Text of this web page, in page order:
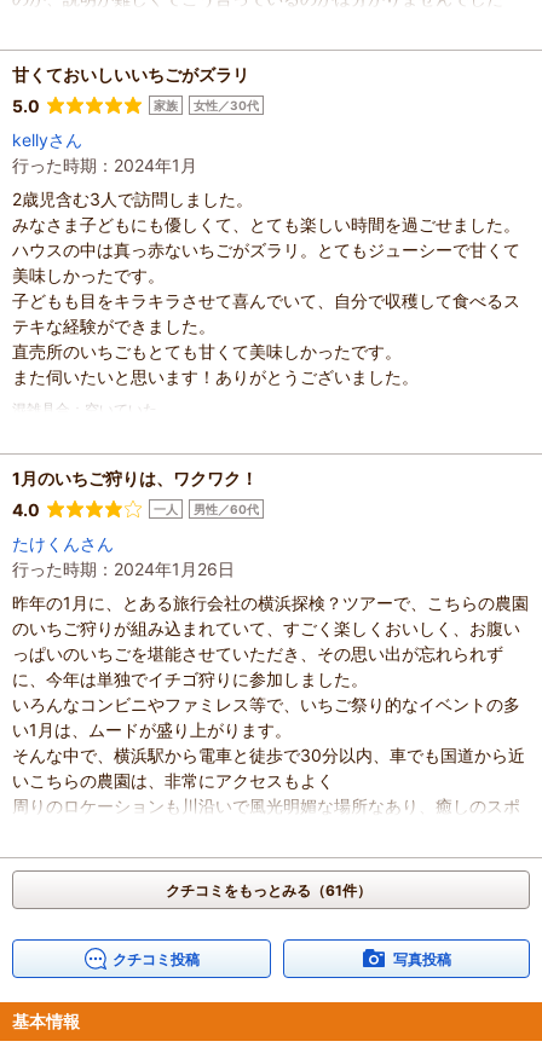
うちの子は3歳でしたが、ギリギリ手が届く高さで、自分でもいで
もりもり食べてました
子供はイチゴ棚の下をくぐって縦横無尽に移動出来ます笑
【カビたイチゴについて】
ハウス2つが解放されましたが1つもありませんでした！！
時期が良かったとかある思われます
気温が高いとイチゴが傷みやすくなると仰ってましたが、事前に完
全に間引くのは広さもあり無理だと思います
完熟超えてしなしなのイチゴはありますが、ツヤが全くないので小
学生くらいで見抜けると思います
【イチゴの味】
お世辞抜きでさいっっっっこうです！
当たり前ですが冷えておらず、ややあったかいくらいのイチゴでし
たが、噛んでもゾリッとせず、プチュウと柔らかジューシー
スーパーのパックのイチゴとは別物と言えるくらい美味しいです
ぜひ練乳無しで食べて欲しいです(人それぞれね)
【イチゴの種類】
ありました
先述したように明確な品種は不明ですが、それぞれ味わいが違いま
す、というか同じ棚でも味が変わります
とはいえ、自分のお気に入りのイチゴの品種を知りたい気持ちは最
後まで残ります
忘れるまで耐えてください
【時間】
30分で入れ替え制になります
最初の10分はハウス内を歩き回りながら食べ歩き
次の10分で隣のハウスへ移動して、姿形の異なるイチゴを堪能
最後の10分でお気に入りのイチゴを厳選して楽しむ
がよいと思います
イチゴ好きなら絶対行くべし！！！
買ったイチゴとは別物と言える甘みで柔らかジューシー！
滞在時間：
家族の内訳：お子様、親・祖父母、配偶者、
甘くておいしいいちごがズラリ
5.0
家族 女性／30代
kellyさん
行った時期：2024年1月
2歳児含む3人で訪問しました。
みなさま子どもにも優しくて、とても楽しい時間を過ごせました。
ハウスの中は真っ赤ないちごがズラリ。とてもジューシーで甘くて
美味しかったです。
子どもも目をキラキラさせて喜んでいて、自分で収穫して食べるス
テキな経験ができました。
直売所のいちごもとても甘くて美味しかったです。
また伺いたいと思います！ありがとうございました。
混雑具合
空いていた
子どもの年齢：2～3歳、
人数：3人～5人
投稿日： 2024年1月30日
1月のいちご狩りは、ワクワク！
4.0
一人 男性／60代
たけくんさん
行った時期：2024年1月26日
昨年の1月に、とある旅行会社の横浜探検？ツアーで、こちらの農園
のいちご狩りが組み込まれていて、すごく楽しくおいしく、お腹い
っぱいのいちごを堪能させていただき、その思い出が忘れられず
に、今年は単独でイチゴ狩りに参加しました。
いろんなコンビニやファミレス等で、いちご祭り的なイベントの多
い1月は、ムードが盛り上がります。
そんな中で、横浜駅から電車と徒歩で30分以内、車でも国道から近
いこちらの農園は、非常にアクセスもよく
周りのロケーションも川沿いで風光明媚な場所なあり、癒しのスポ
農園の方のお話では、今年は生育が遅れて、今年初の開催とのこと
でしたが、それでも非常に甘く、お腹いっぱいいちごを
堪能しました。
来年も絶対来たいです。来年は、周りのいちごブームが盛り上がる
前（大寒）がいいかな？ な～んちゃって！
混雑具合：
滞在時間：1時間未満
クチコミをもっとみる（61件）
クチコミ投稿 写真投稿
基本情報